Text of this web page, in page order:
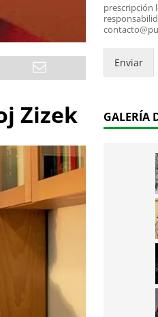
Zizek
i
c
o
.
prescripción
Enviar
GALERÍA